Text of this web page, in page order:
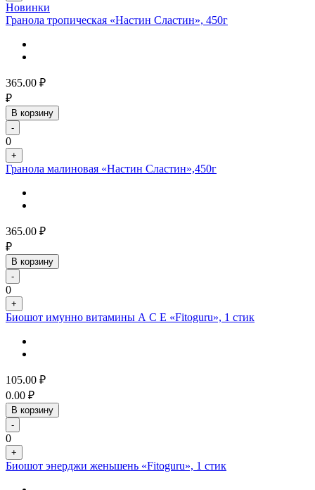
Новинки
Гранола тропическая «Настин Сластин», 450г
365.00 ₽
₽
В корзину
-
0
+
Гранола малиновая «Настин Сластин»,450г
365.00 ₽
₽
В корзину
-
0
+
Биошот имунно витамины А С Е «Fitoguru», 1 стик
105.00 ₽
0.00 ₽
В корзину
-
0
+
Биошот энерджи женьшень «Fitoguru», 1 стик